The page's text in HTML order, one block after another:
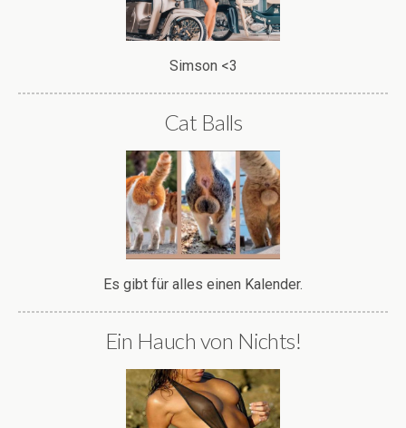
Simson <3
Cat Balls
Es gibt für alles einen Kalender.
Ein Hauch von Nichts!